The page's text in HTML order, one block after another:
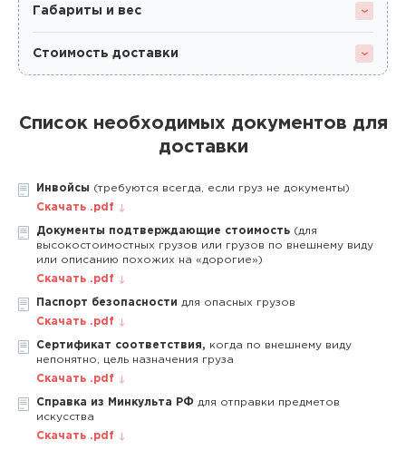
Габариты и вес
Стоимость доставки
Список необходимых документов для
доставки
Инвойсы (требуются всегда, если груз не документы)
Скачать .pdf
Документы подтверждающие стоимость (для
высокостоимостных грузов или грузов по внешнему виду
или описанию похожих на «дорогие»)
Скачать .pdf
Паспорт безопасности для опасных грузов
Скачать .pdf
Сертификат соответствия, когда по внешнему виду
непонятно, цель назначения груза
Скачать .pdf
Справка из Минкульта РФ для отправки предметов
искусства
Скачать .pdf